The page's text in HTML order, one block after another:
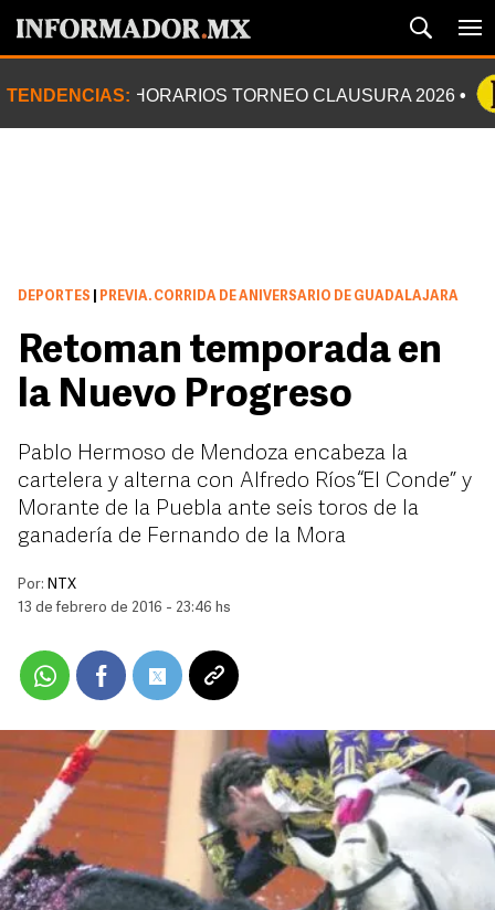
TENDENCIAS: HORARIOS TORNEO CLAUSURA 2026
DEPORTES PREVIA. CORRIDA DE ANIVERSARIO DE GUADALAJARA
Retoman temporada en
la Nuevo Progreso
Pablo Hermoso de Mendoza encabeza la
cartelera y alterna con Alfredo Ríos “El Conde” y
Morante de la Puebla ante seis toros de la
ganadería de Fernando de la Mora
Por: NTX
13 de febrero de 2016 - 23:46 hs